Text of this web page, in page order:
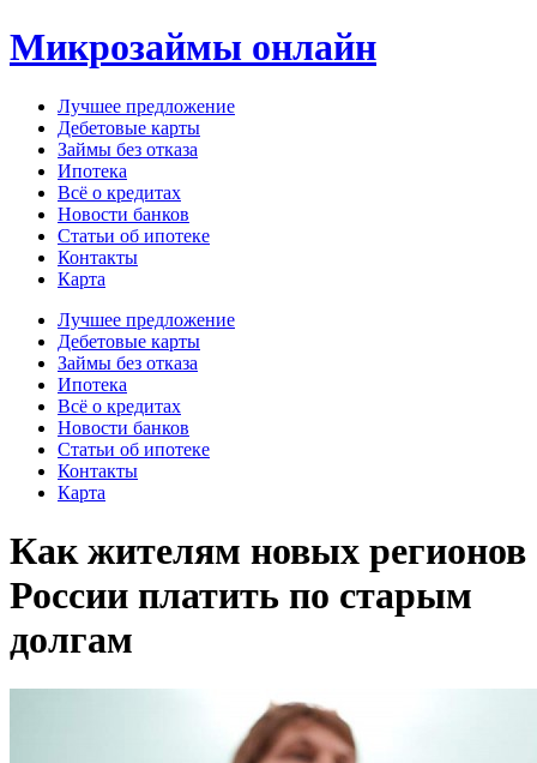
Перейти
к
Микрозаймы онлайн
Лучшее предложение
Дебетовые карты
Займы без отказа
Ипотека
Всё о кредитах
Новости банков
Статьи об ипотеке
Контакты
Карта
Меню Лучшее предложение
Дебетовые карты
Займы без отказа
Ипотека
Всё о кредитах
Новости банков
Статьи об ипотеке
Контакты
Карта
Как жителям новых регионов
России платить по старым
долгам